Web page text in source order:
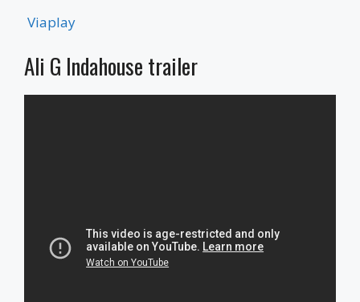
Viaplay
Ali G Indahouse trailer